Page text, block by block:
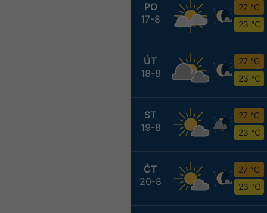
PO
17-8
27 °C
23 °C
ÚT
18-8
27 °C
23 °C
ST
19-8
27 °C
23 °C
ČT
20-8
27 °C
23 °C